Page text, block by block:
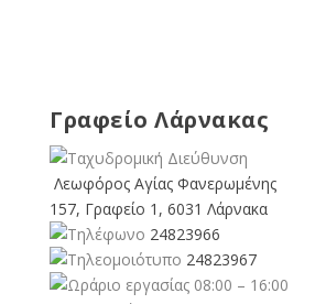
Γραφείο Λάρνακας
Λεωφόρος Αγίας Φανερωμένης
157, Γραφείο 1, 6031 Λάρνακα
24823966
24823967
08:00 – 16:00